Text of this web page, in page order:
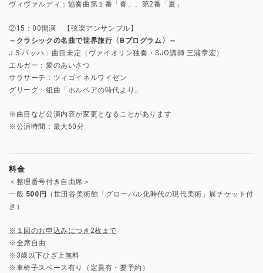
ヴィヴァルディ：協奏曲第１番「春」、第2番「夏」
②15：00開演 【弦楽アンサンブル】
～クラシックの名曲で世界旅行〈Bプログラム〉～
J.S.バッハ：曲目未定（ヴァイオリン独奏・SJO講師 三浦章宏）
エルガー：愛のあいさつ
サラサーテ：ツィゴイネルワイゼン
グリーグ：組曲「ホルベアの時代より」
※曲目など公演内容が変更となることがあります
※公演時間：最大60分
料金
＜整理番号付き自由席＞
一般 500円
（世田谷美術館「グローバル化時代の現代美術」展チケット付
き）
※１回のお申込みにつき2枚まで
※全席自由
※3歳以下ひざ上無料
※車椅子スペース有り（定員有・要予約）